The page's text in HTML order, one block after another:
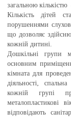
загальною
Кількість дітей
порушеннями
що дозволяє
кожній дитині.
Дошкільні групи
основним
кімната для
діяльності,
кожній групі
металопластикові
відповідають